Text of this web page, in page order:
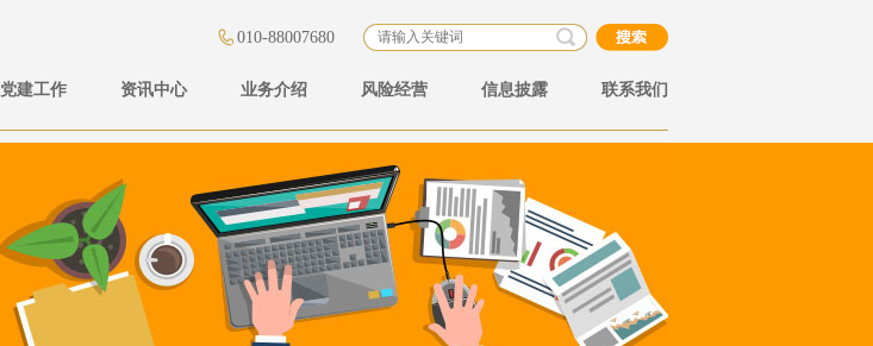
党建工作 资讯中心 业务介绍 风险经营 信息披露 联系我们
010-88007680